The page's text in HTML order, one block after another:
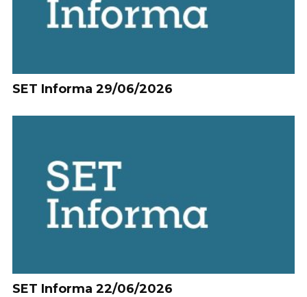
SET Informa 29/06/2026
SET Informa 22/06/2026